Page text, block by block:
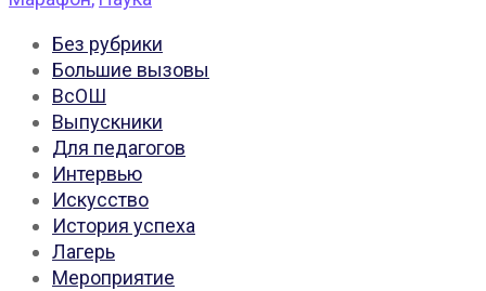
Без рубрики
Большие вызовы
ВсОШ
Выпускники
Для педагогов
Интервью
Искусство
История успеха
Лагерь
Мероприятие